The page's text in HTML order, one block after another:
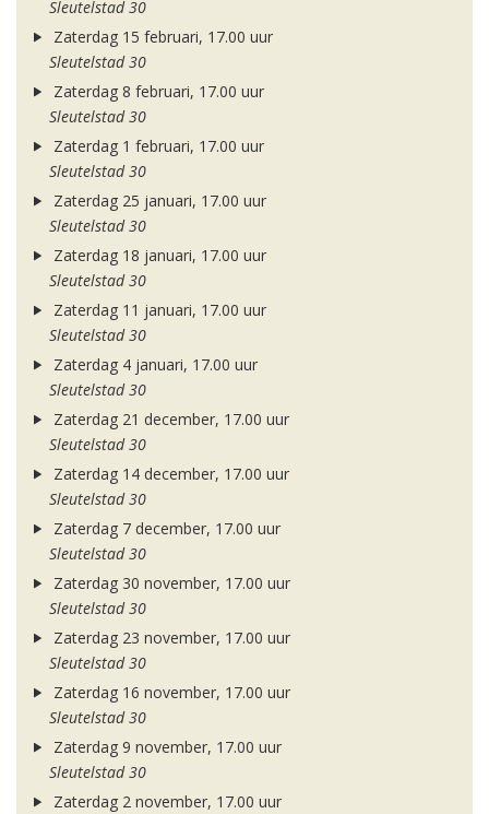
Sleutelstad 30
Zaterdag 15 februari, 17.00 uur
Sleutelstad 30
Zaterdag 8 februari, 17.00 uur
Sleutelstad 30
Zaterdag 1 februari, 17.00 uur
Sleutelstad 30
Zaterdag 25 januari, 17.00 uur
Sleutelstad 30
Zaterdag 18 januari, 17.00 uur
Sleutelstad 30
Zaterdag 11 januari, 17.00 uur
Sleutelstad 30
Zaterdag 4 januari, 17.00 uur
Sleutelstad 30
Zaterdag 21 december, 17.00 uur
Sleutelstad 30
Zaterdag 14 december, 17.00 uur
Sleutelstad 30
Zaterdag 7 december, 17.00 uur
Sleutelstad 30
Zaterdag 30 november, 17.00 uur
Sleutelstad 30
Zaterdag 23 november, 17.00 uur
Sleutelstad 30
Zaterdag 16 november, 17.00 uur
Sleutelstad 30
Zaterdag 9 november, 17.00 uur
Sleutelstad 30
Zaterdag 2 november, 17.00 uur